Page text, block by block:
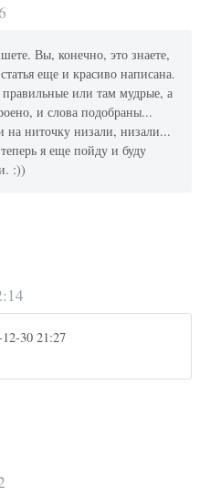
Вы, конечно, это знаете,
еще и красиво написана.
или там мудрые, а
и слова подобраны...
на ниточку низали, низали...
я еще пойду и буду
:))
30 21:27